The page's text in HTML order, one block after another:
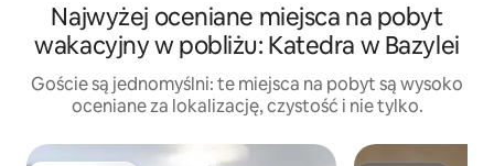
Najwyżej oceniane miejsca na pobyt
wakacyjny w pobliżu: Katedra w Bazylei
Goście są jednomyślni: te miejsca na pobyt są wysoko
oceniane za lokalizację, czystość i nie tylko.